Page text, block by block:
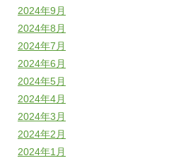
2024年9月
2024年8月
2024年7月
2024年6月
2024年5月
2024年4月
2024年3月
2024年2月
2024年1月